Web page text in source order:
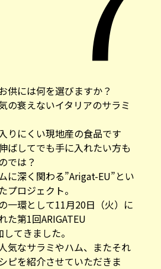
供には何を選びますか？
の衰えないイタリアのサラミ
りにくい現地産の食品です
ばしてでも手に入れたい方も
では？
に深く関わる”Arigat-EU”とい
プロジェクト。
一環として11月20日（火）に
た第1回ARIGATEU
てきました。
気なサラミやハム、またそれ
ピを紹介させていただきま